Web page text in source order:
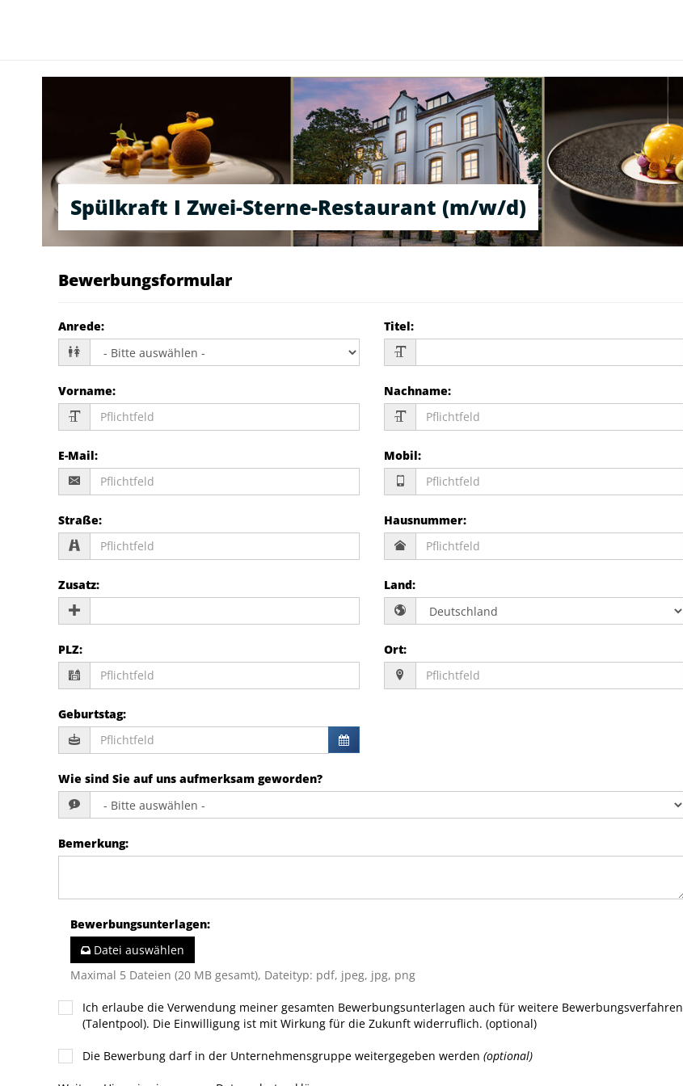
Spülkraft I Zwei-Sterne-Restaurant (m/w/d)
Bewerbungsformular
Anrede: Titel:
Vorname: Nachname:
E-Mail: Mobil:
Straße: Hausnummer:
Zusatz: Land:
PLZ: Ort:
Geburtstag:
Wie sind Sie auf uns aufmerksam geworden?
Bemerkung:
Bewerbungsunterlagen:
Datei auswählen
Maximal 5 Dateien (20 MB gesamt), Dateityp: pdf, jpeg, jpg, png
Ich erlaube die Verwendung meiner gesamten Bewerbungsunterlagen auch für weitere Bewerbungsverfahren
(Talentpool). Die Einwilligung ist mit Wirkung für die Zukunft widerruflich. (optional)
Die Bewerbung darf in der Unternehmensgruppe weitergegeben werden (optional)